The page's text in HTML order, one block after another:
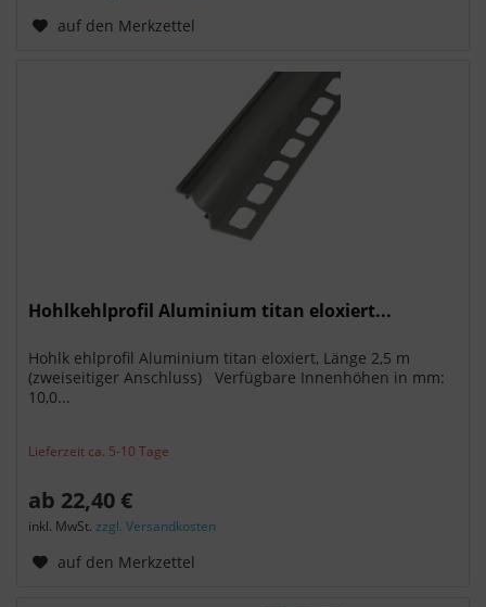
auf den Merkzettel
Hohlkehlprofil Aluminium titan eloxiert...
Hohlk ehlprofil Aluminium titan eloxiert, Länge 2,5 m
(zweiseitiger Anschluss) Verfügbare Innenhöhen in mm:
10,0...
Lieferzeit ca. 5-10 Tage
ab 22,40 €
inkl. MwSt.zzgl. Versandkosten
auf den Merkzettel